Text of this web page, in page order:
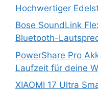
Hochwertiger
Bose SoundLink
Bluetooth-
PowerShare Pro
Laufzeit für deine
XIAOMI 17 Ultra